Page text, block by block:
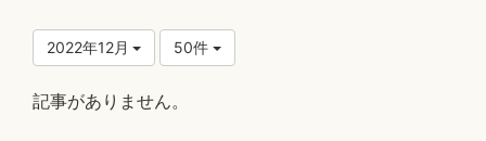
2022年12月 50件
記事がありません。